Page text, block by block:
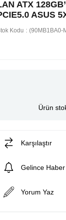
ATX
ASUS
Kodu (90MB1BA0-
Ürün
Karşılaştır
Gelince
Yorum Yaz